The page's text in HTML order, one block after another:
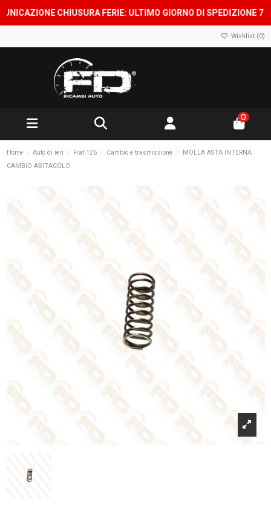
CHIUSURA FERIE: ULTIMO GIORNO DI SPEDIZIONE 7
Wishlist (0)
0
Home Auto di ieri Fiat 126 Cambio e trasmissione
MOLLA ASTA INTERNA
CAMBIO ABITACOLO